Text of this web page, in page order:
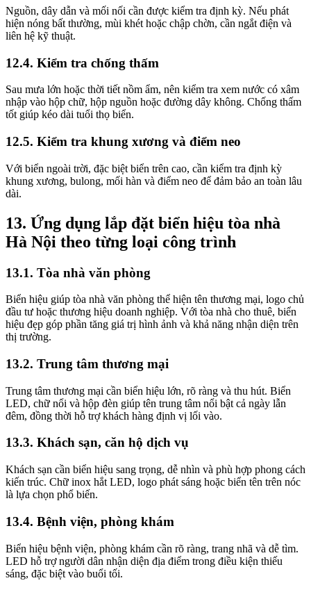
Nguồn, dây dẫn và mối nối cần được kiểm tra định kỳ. Nếu phát
hiện nóng bất thường, mùi khét hoặc chập chờn, cần ngắt điện và
liên hệ kỹ thuật.
12.4. Kiểm tra chống thấm
Sau mưa lớn hoặc thời tiết nồm ẩm, nên kiểm tra xem nước có xâm
nhập vào hộp chữ, hộp nguồn hoặc đường dây không. Chống thấm
tốt giúp kéo dài tuổi thọ biển.
12.5. Kiểm tra khung xương và điểm neo
Với biển ngoài trời, đặc biệt biển trên cao, cần kiểm tra định kỳ
khung xương, bulong, mối hàn và điểm neo để đảm bảo an toàn lâu
dài.
13. Ứng dụng lắp đặt biển hiệu tòa nhà
Hà Nội theo từng loại công trình
13.1. Tòa nhà văn phòng
Biển hiệu giúp tòa nhà văn phòng thể hiện tên thương mại, logo chủ
đầu tư hoặc thương hiệu doanh nghiệp. Với tòa nhà cho thuê, biển
hiệu đẹp góp phần tăng giá trị hình ảnh và khả năng nhận diện trên
thị trường.
13.2. Trung tâm thương mại
Trung tâm thương mại cần biển hiệu lớn, rõ ràng và thu hút. Biển
LED, chữ nổi và hộp đèn giúp tên trung tâm nổi bật cả ngày lẫn
đêm, đồng thời hỗ trợ khách hàng định vị lối vào.
13.3. Khách sạn, căn hộ dịch vụ
Khách sạn cần biển hiệu sang trọng, dễ nhìn và phù hợp phong cách
kiến trúc. Chữ inox hắt LED, logo phát sáng hoặc biển tên trên nóc
là lựa chọn phổ biến.
13.4. Bệnh viện, phòng khám
Biển hiệu bệnh viện, phòng khám cần rõ ràng, trang nhã và dễ tìm.
LED hỗ trợ người dân nhận diện địa điểm trong điều kiện thiếu
sáng, đặc biệt vào buổi tối.